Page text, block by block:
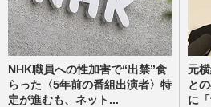
NHK職員への性加害で“出禁”食
らった〈5年前の番組出演者〉特
定が進むも、ネット...
元
と
に